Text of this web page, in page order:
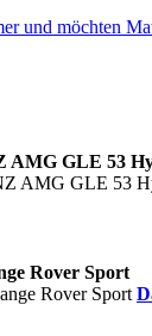
AMG GLE 53
Rover Sport